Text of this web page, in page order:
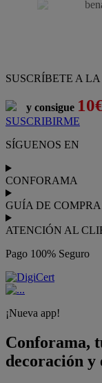
SUSCRÍBETE A
y consigue
SUSCRIBIRME
SÍGUENOS EN
CONFORAMA
GUÍA DE COMPRA
ATENCIÓN AL
Pago 100% Seguro
¡Nueva app!
Conforama,
decoración y